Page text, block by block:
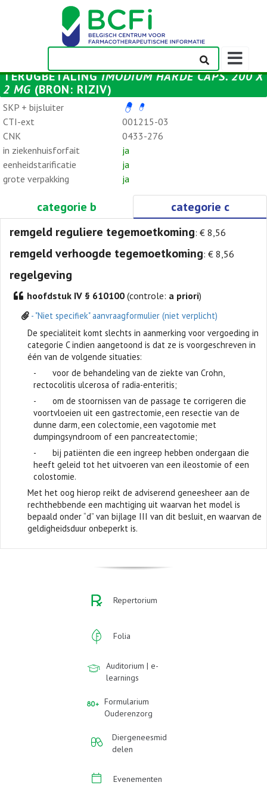
TERUGBETALINGIMODIUM HARDE CAPS. 200 X
2 MG (BRON: RIZIV)
SKP + bijsluiter
CTI-ext
001215-03
CNK
0433-276
in ziekenhuisforfait
ja
eenheidstarificatie
ja
grote verpakking
ja
categorie b
categorie c
remgeld reguliere tegemoetkoming: € 8,56
remgeld verhoogde tegemoetkoming: € 8,56
regelgeving
hoofdstuk IV § 610100 (controle: a priori)
- "Niet specifiek" aanvraagformulier (niet verplicht)
De specialiteit komt slechts in aanmerking voor vergoeding in
categorie C indien aangetoond is dat ze is voorgeschreven in
één van de volgende situaties:
- voor de behandeling van de ziekte van Crohn,
rectocolitis ulcerosa of radia-enteritis;
- om de stoornissen van de passage te corrigeren die
voortvloeien uit een gastrectomie, een resectie van de
dunne darm, een colectomie, een vagotomie met
dumpingsyndroom of een pancreatectomie;
- bij patiënten die een ingreep hebben ondergaan die
heeft geleid tot het uitvoeren van een ileostomie of een
colostomie.
Met het oog hierop reikt de adviserend geneesheer aan de
rechthebbende een machtiging uit waarvan het model is
bepaald onder “d” van bijlage III van dit besluit, en waarvan de
geldigheidsduur onbeperkt is.
Repertorium
Folia
Auditorium | e-
learnings
Formularium
Ouderenzorg
Diergeneesmid
delen
Evenementen